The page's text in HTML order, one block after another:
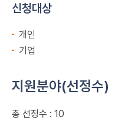
신청대상
개인
기업
지원분야(선정수)
총 선정수 : 10